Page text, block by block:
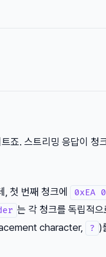
죠. 스트리밍 응답이 청
, 첫 번째 청크에 0xEA
는 각 청크를 독립적으
character, ? )